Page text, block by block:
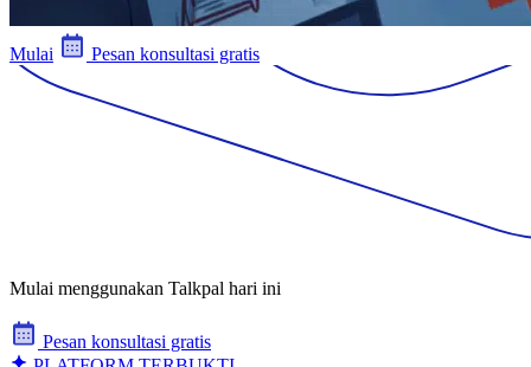
Mulai Pesan konsultasi gratis
Mulai menggunakan Talkpal hari ini
Pesan konsultasi gratis